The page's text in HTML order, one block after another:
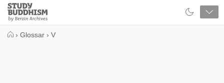
Close
Study
Buddhism
› Glossar › V